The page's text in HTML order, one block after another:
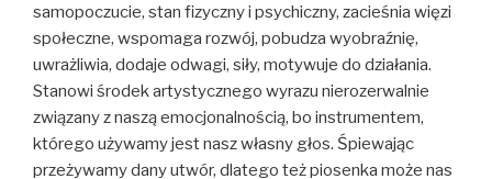
samopoczucie, stan fizyczny i psychiczny, zacieśnia więzi
społeczne, wspomaga rozwój, pobudza wyobraźnię,
uwrażliwia, dodaje odwagi, siły, motywuje do działania.
Stanowi środek artystycznego wyrazu nierozerwalnie
związany z naszą emocjonalnością, bo instrumentem,
którego używamy jest nasz własny głos. Śpiewając
przeżywamy dany utwór, dlatego też piosenka może nas